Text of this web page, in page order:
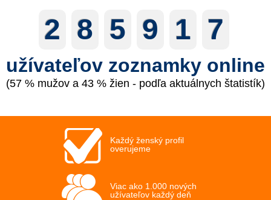
2 8 5 9 1 7
užívateľov zoznamky online
(57 % mužov a 43 % žien - podľa aktuálnych štatistík)
Každý ženský profil
overujeme
Viac ako 1.000 nových
užívateľov každý deň